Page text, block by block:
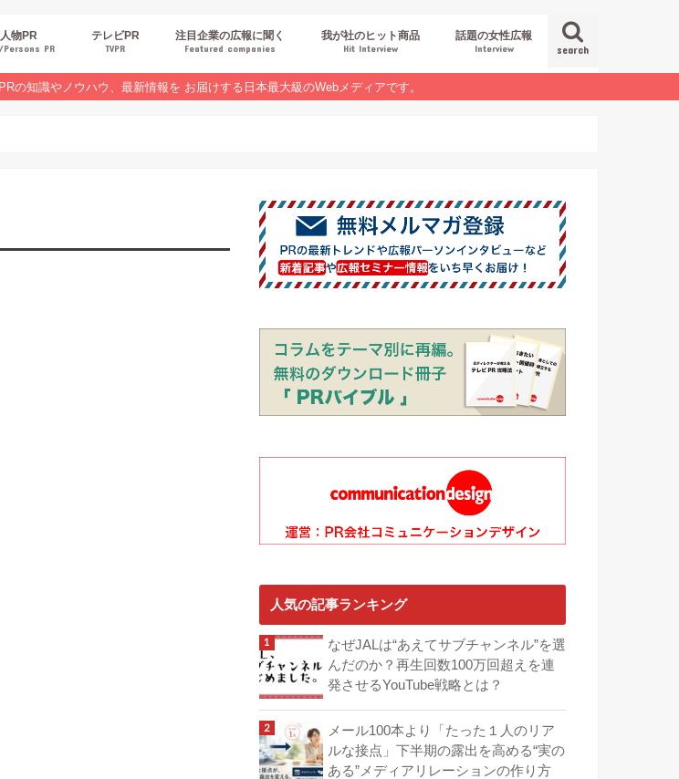
search
物PR
Persons PR
テレビPR
TVPR
注目企業の広報に聞く
Featured companies
我が社のヒット商品
Hit Interview
話題の女性広報
Interview
の知識やノウハウ、最新情報を お届けする日本最大級のWebメディアです。
人気の記事ランキング
なぜJALは“あえてサブチャンネル”を選
んだのか？再生回数100万回超えを連
発させるYouTube戦略とは？
メール100本より「たった１人のリア
ルな接点」下半期の露出を高める“実の
ある”メディアリレーションの作り方